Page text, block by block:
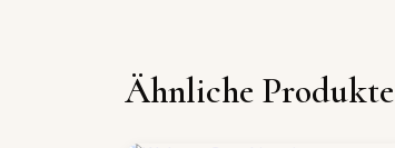
Ähnliche Produkte